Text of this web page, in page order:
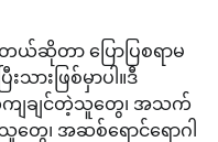
ဆိုတာ ပြောပြစရာမ
သားဖြစ်မှာပါ။ဒီ
ျချင်တဲ့သူတွေ၊ အသက်
ေ၊ အဆစ်ရောင်ရောဂါ